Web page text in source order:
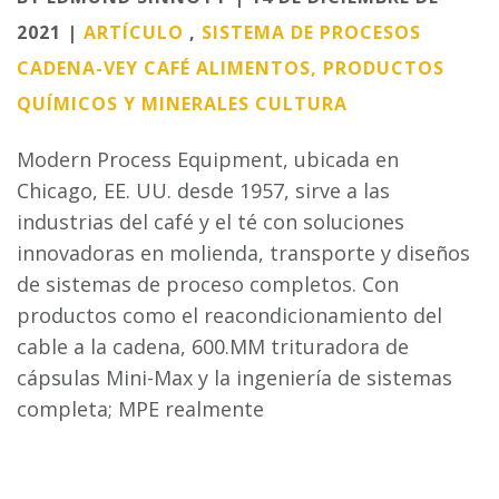
2021 | ARTÍCULO , SISTEMA DE PROCESOS
CADENA-VEY CAFÉ ALIMENTOS, PRODUCTOS
QUÍMICOS Y MINERALES CULTURA
Modern Process Equipment, ubicada en
Chicago, EE. UU. desde 1957, sirve a las
industrias del café y el té con soluciones
innovadoras en molienda, transporte y diseños
de sistemas de proceso completos. Con
productos como el reacondicionamiento del
cable a la cadena, 600.MM trituradora de
cápsulas Mini-Max y la ingeniería de sistemas
completa; MPE realmente